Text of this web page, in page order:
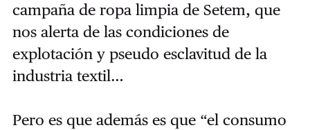
campaña de ropa limpia de Setem, que
nos alerta de las condiciones de
explotación y pseudo esclavitud de la
industria textil…
Pero es que además es que “el consumo